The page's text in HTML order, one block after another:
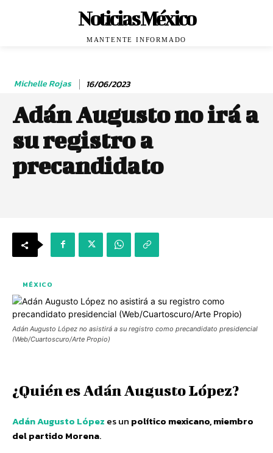
Noticias México
MANTENTE INFORMADO
Michelle Rojas 16/06/2023
Adán Augusto no irá a
su registro a
precandidato
MÉXICO
Adán Augusto López no asistirá a su registro como precandidato presidencial
(Web/Cuartoscuro/Arte Propio)
¿Quién es Adán Augusto López?
Adán Augusto López es un político mexicano, miembro
del partido Morena.